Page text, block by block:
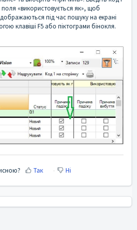
поля «використовується як», щоб
під час пошуку на екрані
клавіші F5 або піктограми бінокля.
Так Ні